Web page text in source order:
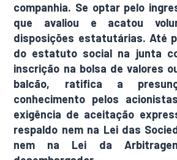
companhia. Se optar pelo
que avaliou e acatou
disposições estatutárias. Até
do estatuto social na junta
inscrição na bolsa de valores
balcão, ratifica a
conhecimento pelos
exigência de aceitação
respaldo nem na Lei das
nem na Lei da